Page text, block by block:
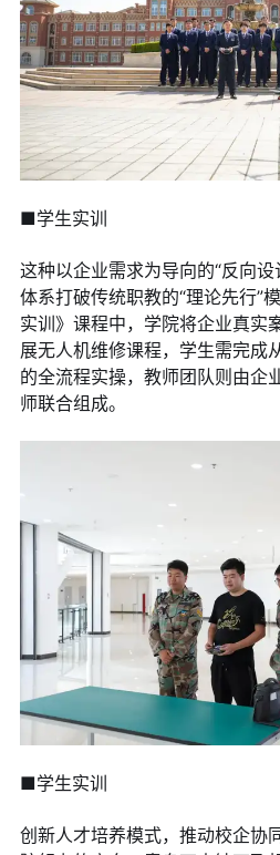
■学生实训
这种以企业需求为导向的“反向
体系打破传统职教的“理论先行”
实训》课程中，学院将企业真实
展无人机维修课程，学生需完成
的全流程实操，教师团队则由企
师联合组成。
■学生实训
创新人才培养模式，推动校企协